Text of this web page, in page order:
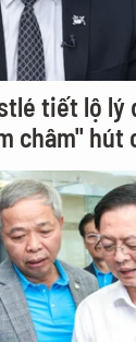
tiết lộ lý
châm" hút